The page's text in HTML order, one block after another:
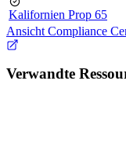
Kalifornien Prop 65
Ansicht Compliance
Verwandte